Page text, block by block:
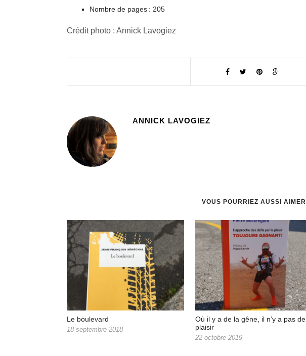
Nombre de pages : 205
Crédit photo : Annick Lavogiez
ANNICK LAVOGIEZ
VOUS POURRIEZ AUSSI AIMER
Le boulevard
18 septembre 2018
Où il y a de la gêne, il n’y a pas de
plaisir
22 octobre 2019